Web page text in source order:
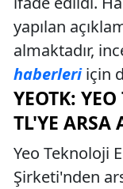
yapılan
almaktadır,
haberleriiçin
YEOTK:
TL'YE ARSA
Yeo Teknoloji
Şirketi'nden